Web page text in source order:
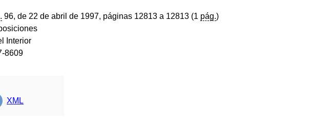
96, de 22 de abril de 1997, páginas 12813 a 12813 (1 pág.)
Interior
8609
XML